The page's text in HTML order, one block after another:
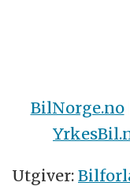
BilNorge.no
Utgiver: